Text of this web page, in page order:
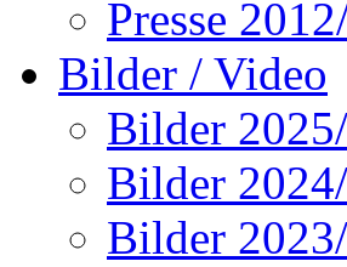
Presse
Bilder / Video
Bilder
Bilder
Bilder